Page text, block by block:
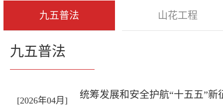
九五普法 山花工程
九五普法
[2026年04月]
统筹发展和安全护航“十五五”新